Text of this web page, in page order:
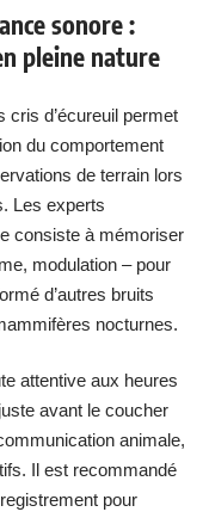
sonore :
pleine nature
d’écureuil permet
du comportement
de terrain lors
Les experts
consiste à mémoriser
modulation – pour
d’autres bruits
nocturnes.
attentive aux heures
avant le coucher
animale,
Il est recommandé
pour